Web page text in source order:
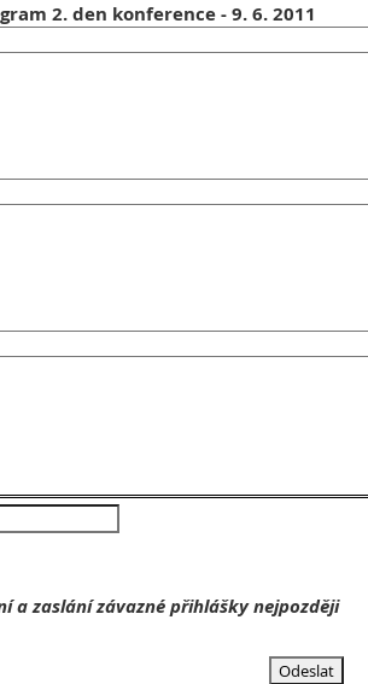
2. den konference - 9. 6. 2011
a zaslání závazné přihlášky nejpozději